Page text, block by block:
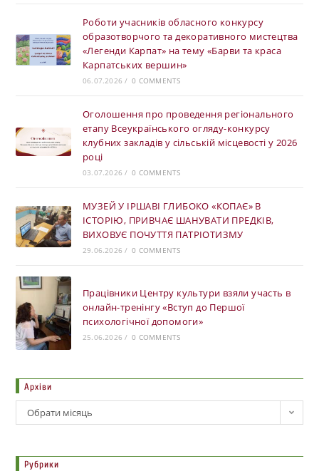
Роботи учасників обласного конкурсу
образотворчого та декоративного мистецтва
«Легенди Карпат» на тему «Барви та краса
Карпатських вершин»
06.07.2026 / 0 COMMENTS
Оголошення про проведення регіонального
етапу Всеукраїнського огляду-конкурсу
клубних закладів у сільській місцевості у 2026
році
03.07.2026 / 0 COMMENTS
МУЗЕЙ У ІРШАВІ ГЛИБОКО «КОПАЄ» В
ІСТОРІЮ, ПРИВЧАЄ ШАНУВАТИ ПРЕДКІВ,
ВИХОВУЄ ПОЧУТТЯ ПАТРІОТИЗМУ
29.06.2026 / 0 COMMENTS
Працівники Центру культури взяли участь в
онлайн-тренінгу «Вступ до Першої
психологічної допомоги»
25.06.2026 / 0 COMMENTS
Архіви
Обрати місяць
Рубрики